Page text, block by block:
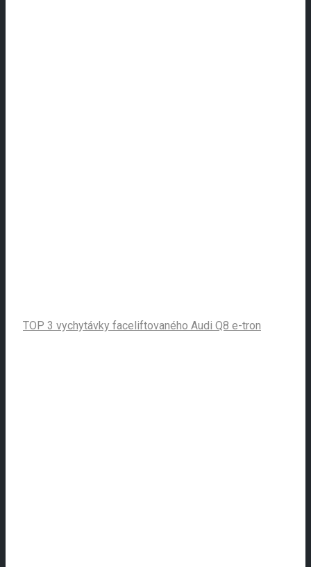
TOP 3 vychytávky faceliftovaného Audi Q8 e-tron